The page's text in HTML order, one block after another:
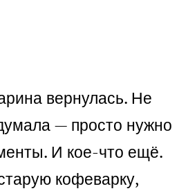
вернулась. Не
— просто нужно
И кое-что ещё.
кофеварку,